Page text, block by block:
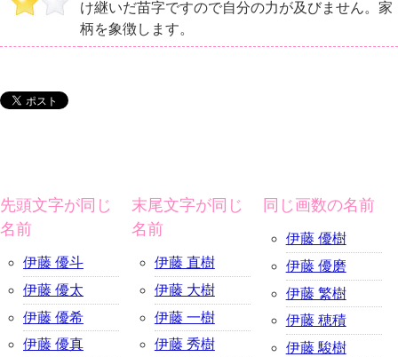
け継いだ苗字ですので自分の力が及びません。家
柄を象徴します。
先頭文字が同じ
名前
伊藤 優斗
伊藤 優太
伊藤 優希
伊藤 優真
末尾文字が同じ
名前
伊藤 直樹
伊藤 大樹
伊藤 一樹
伊藤 秀樹
同じ画数の名前
伊藤 優樹
伊藤 優磨
伊藤 繁樹
伊藤 穂積
伊藤 駿樹